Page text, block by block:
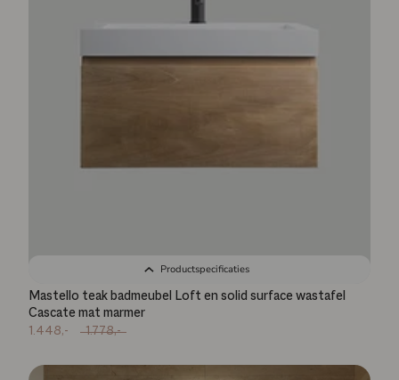
Productspecificaties
Mastello teak badmeubel Loft en solid surface wastafel
Cascate mat marmer
1.448,- 1.778,-